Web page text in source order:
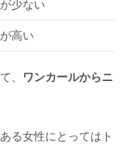
少ない
高い
、 ワンカールからニ
る女性にとってはト